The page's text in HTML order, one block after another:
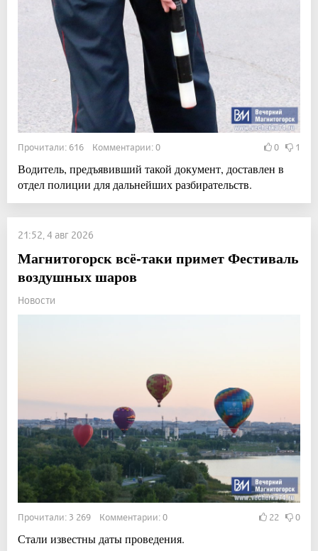
Прочитали: 616 Комментарии: 0 0 1
Водитель, предъявивший такой документ, доставлен в
отдел полиции для дальнейших разбирательств.
21:52, 4 авг 2026
Магнитогорск всё-таки примет Фестиваль
воздушных шаров
Новости
Прочитали: 3 269 Комментарии: 0 22 0
Стали известны даты проведения.